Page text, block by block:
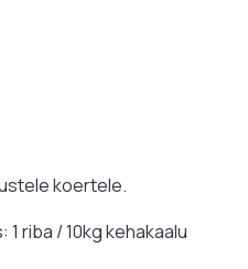
koertele.
riba / 10kg kehakaalu